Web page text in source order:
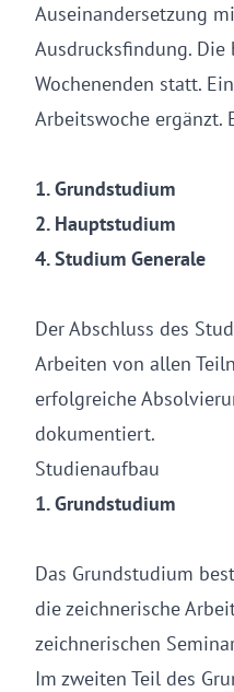
Auseinandersetzung
Ausdrucksfindung.
Wochenenden statt.
Arbeitswoche ergänzt.
1. Grundstudium
2. Hauptstudium
4. Studium Generale
Der Abschluss des
Arbeiten von allen
erfolgreiche
dokumentiert.
Studienaufbau
1. Grundstudium
Das Grundstudium
die zeichnerische
zeichnerischen
Im zweiten Teil des